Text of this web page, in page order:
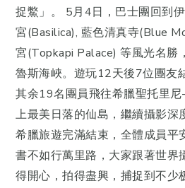
捉鱉」。 5月4日，巴士團回到
宮(Basilica), 藍色清真寺(Blue
宮(Topkapi Palace) 等風光名勝
魯斯海峽。遊玩12天後7位團友
其余19名團員飛往希臘聖托里
上最美日落的仙島，繼續攝影深
希臘旅遊完滿結束，全體成員平
書不如行萬里路，大家跟著世界
得開心，拍得盡興，捕捉到不少